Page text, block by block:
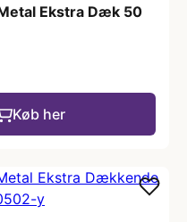
Ekstra Dæk 50
Køb her